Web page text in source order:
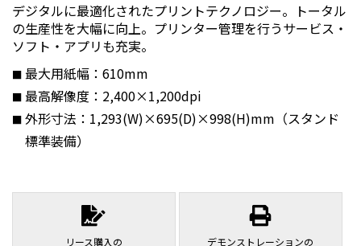
デジタルに最適化されたプリントテクノロジー。トータル
の生産性を大幅に向上。プリンター管理を行うサービス・
ソフト・アプリも充実。
最大用紙幅：610mm
最高解像度：2,400×1,200dpi
外形寸法：1,293(W)×695(D)×998(H)mm（スタンド
標準装備）
リース購入の
デモンストレーションの